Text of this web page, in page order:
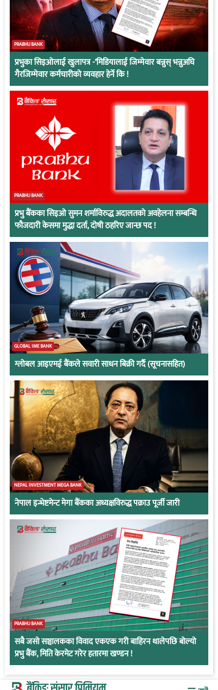
PRABHU BANK
प्रभुका सिइओलाई खुलापत्र -‘मिडियालाई जिम्मेवार बन्नुस् भन्नुअघि
गैरजिम्मेवार कर्मचारीको व्यवहार हेर्ने कि !
PRABHU BANK
प्रभु बैंकका सिइओ सुमन शर्माविरुद्ध अदालतको अवहेलना सम्बन्धि
फौजदारी केसमा मुद्धा दर्ता, दोषी ठहरिए जान्छ पद !
GLOBAL IME BANK
ग्लोबल आइएमई बैंकले सवारी साधन बिक्री गर्दै (सूचनासहित)
NEPAL INVESTMENT MEGA BANK
नेपाल इन्भेष्टमेन्ट मेगा बैंकका अध्यक्षविरुद्ध पक्राउ पूर्जी जारी
PRABHU BANK
सबै जसो सञ्चालकका विवाद एकएक गरी बाहिरन थालेपछि बोल्यो
प्रभु बैंक, मिति केरमेट गरेर हतारमा खण्डन !